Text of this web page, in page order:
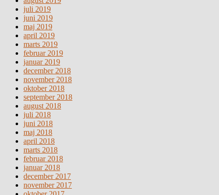
juli 2019
juni 2019
maj 2019
april 2019
marts 2019
februar 2019
januar 2019
december 2018
november 2018
oktober 2018
september 2018
august 2018
juli 2018
juni 2018
maj 2018
april 2018
marts 2018
februar 2018
januar 2018
december 2017
november 2017